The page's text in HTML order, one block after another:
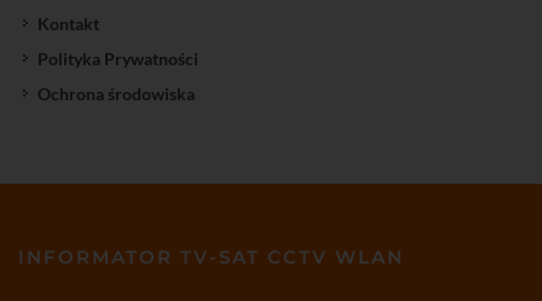
Kontakt
Polityka Prywatności
Ochrona środowiska
INFORMATOR TV-SAT CCTV WLAN